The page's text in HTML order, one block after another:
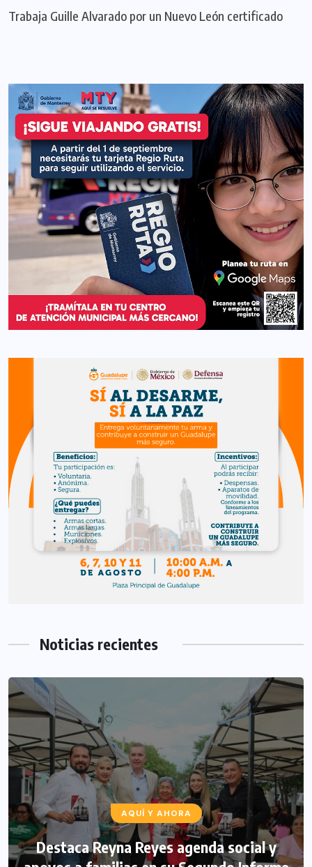
Trabaja Guille Alvarado por un Nuevo León certificado
Noticias recientes
AQUÍ Y AHORA
Destaca Reyna Reyes agenda social y